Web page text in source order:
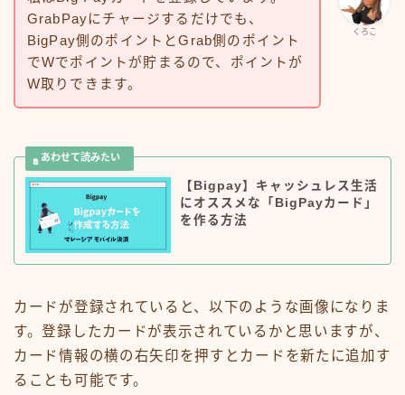
くろこ
GrabPayにチャージするだけでも、
BigPay側のポイントとGrab側のポイント
でWでポイントが貯まるので、ポイントが
W取りできます。
【Bigpay】キャッシュレス生活
にオススメな「BigPayカード」
を作る方法
カードが登録されていると、以下のような画像になりま
す。登録したカードが表示されているかと思いますが、
カード情報の横の右矢印を押すとカードを新たに追加す
ることも可能です。